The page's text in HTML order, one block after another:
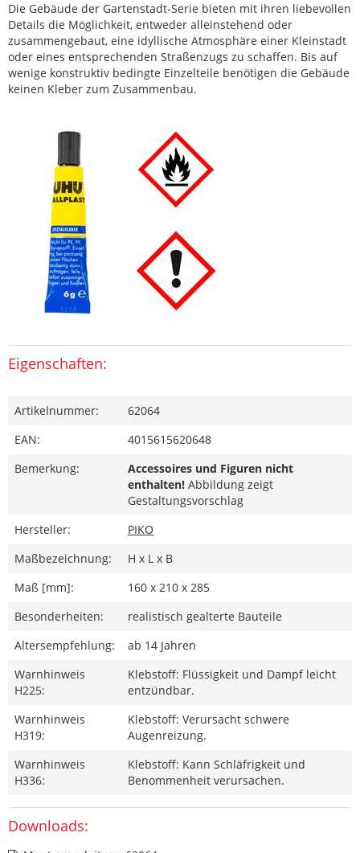
Die Gebäude der Gartenstadt-Serie bieten mit ihren liebevollen
Details die Möglichkeit, entweder alleinstehend oder
zusammengebaut, eine idyllische Atmosphäre einer Kleinstadt
oder eines entsprechenden Straßenzugs zu schaffen. Bis auf
wenige konstruktiv bedingte Einzelteile benötigen die Gebäude
keinen Kleber zum Zusammenbau.
Eigenschaften:
Artikelnummer:
62064
EAN:
4015615620648
Bemerkung:
Accessoires und Figuren nicht
enthalten! Abbildung zeigt
Gestaltungsvorschlag
Hersteller:
PIKO
Maßbezeichnung:
H x L x B
Maß [mm]:
160 x 210 x 285
Besonderheiten:
realistisch gealterte Bauteile
Altersempfehlung:
ab 14 Jahren
Warnhinweis
H225:
Klebstoff: Flüssigkeit und Dampf leicht
entzündbar.
Warnhinweis
H319:
Klebstoff: Verursacht schwere
Augenreizung.
Warnhinweis
H336:
Klebstoff: Kann Schläfrigkeit und
Benommenheit verursachen.
Downloads: